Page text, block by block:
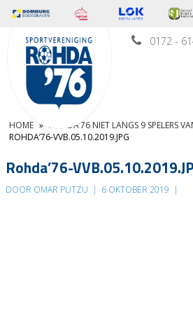
0172 -
HOME » ROHDA’76 NIET LANGS 9 SPELERS
ROHDA’76-VVB.05.10.2019.JPG
Rohda’76-
DOOR OMAR PUTZU | 6 OKTOBER 2019 |